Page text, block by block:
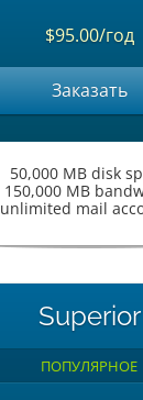
$95.00/год
Заказать
50,000 MB disk
150,000 MB
unlimited mail
Superior
ПОПУЛЯРНОЕ